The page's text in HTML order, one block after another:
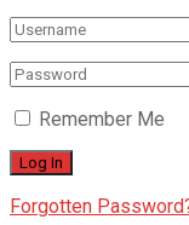
Remember Me
Forgotten